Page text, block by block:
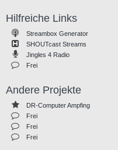
Hilfreiche Links
Streambox Generator
SHOUTcast Streams
Jingles 4 Radio
Frei
Andere Projekte
DR-Computer Ampfing
Frei
Frei
Frei